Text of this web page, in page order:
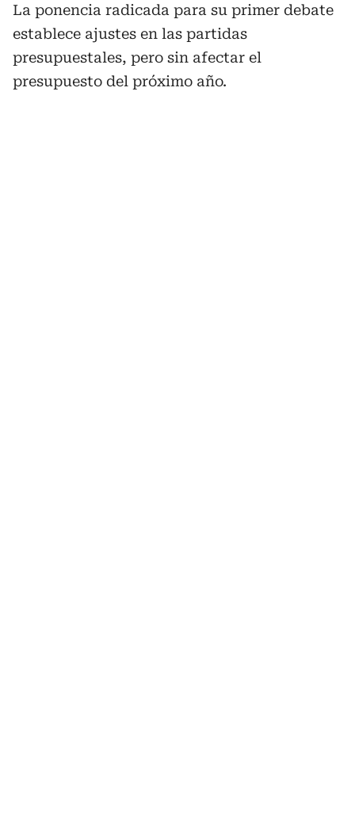
La ponencia radicada para su primer debate
establece ajustes en las partidas
presupuestales, pero sin afectar el
presupuesto del próximo año.